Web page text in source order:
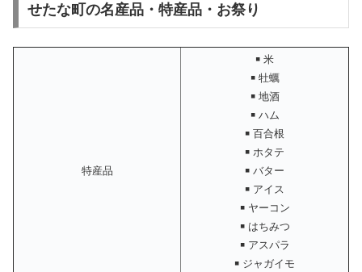
せたな町の名産品・特産品・お祭り
特産品
￭ 米
￭ 牡蠣
￭ 地酒
￭ ハム
￭ 百合根
￭ ホタテ
￭ バター
￭ アイス
￭ ヤーコン
￭ はちみつ
￭ アスパラ
￭ ジャガイモ